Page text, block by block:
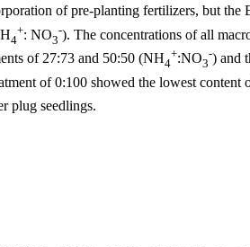
of pre-planting fertilizers, but the
4
+: NO3
-). The concentrations of all
of 27:73 and 50:50 (NH4
+:NO3
-) and
of 0:100 showed the lowest
plug seedlings.